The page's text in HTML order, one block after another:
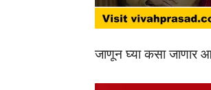
जाणून घ्या कसा जाणार